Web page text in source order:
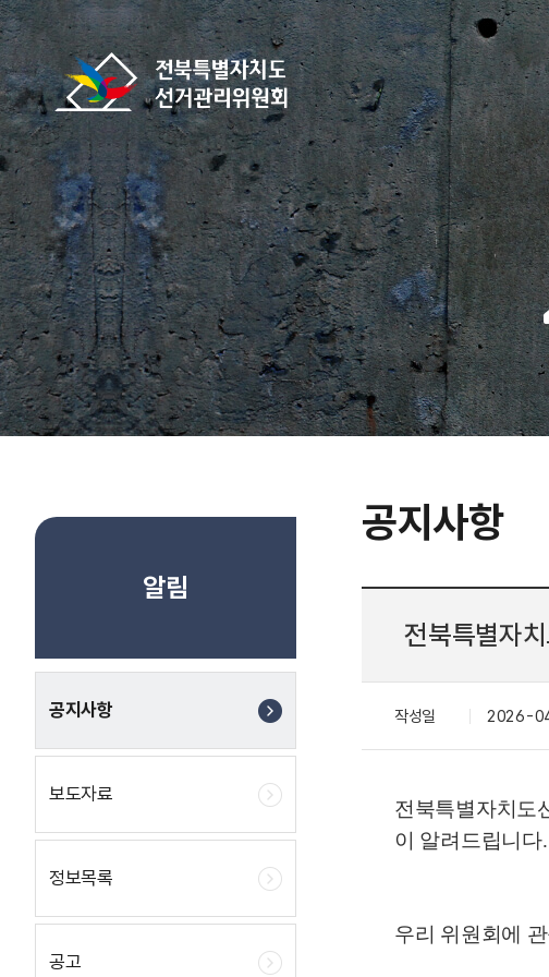
바로가기 메뉴
알림
공지사항
보도자료
정보목록
공고
공지사항
전북특별자
작성일 2026-
전북특별자치도
이 알려드립니다.
우리 위원회에